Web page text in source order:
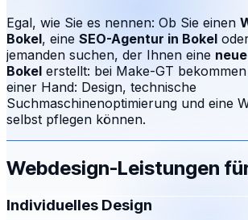
Egal, wie Sie es nennen: Ob Sie einen
Bokel, eine SEO-Agentur in Bokel
jemanden suchen, der Ihnen eine
Bokel erstellt: bei Make-GT
einer Hand: Design, technische
Suchmaschinenoptimierung und eine
selbst pflegen können.
Webdesign-Leistungen
Individuelles Design